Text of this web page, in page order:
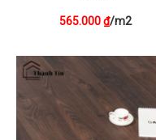
565.000₫/m2